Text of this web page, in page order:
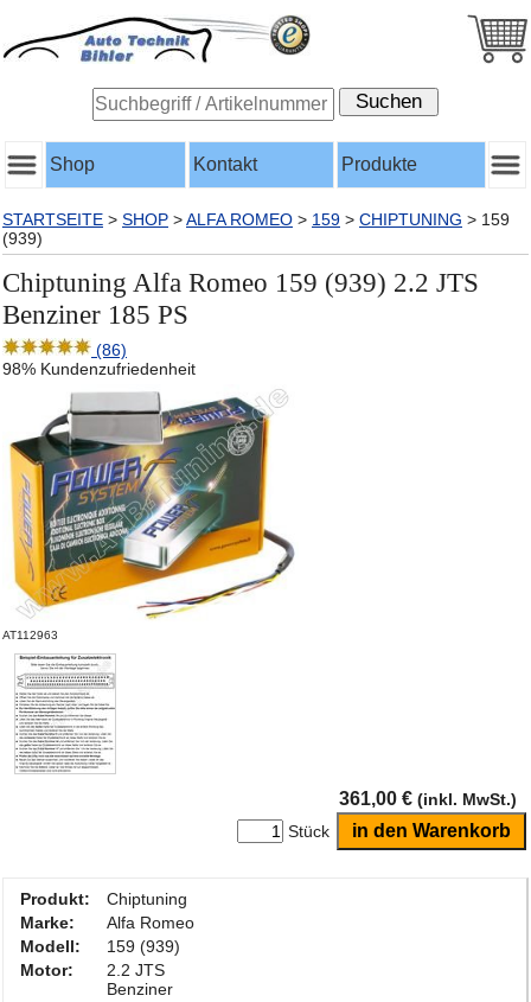
Shop Kontakt Produkte
STARTSEITE > SHOP >ALFA ROMEO > 159 > CHIPTUNING > 159
(939)
Chiptuning Alfa Romeo 159 (939) 2.2 JTS
Benziner 185 PS
(86)
98% Kundenzufriedenheit
AT112963
361,00 € (inkl. MwSt.)
Stück
Produkt:
Chiptuning
Marke:
Alfa Romeo
Modell:
159 (939)
Motor:
2.2 JTS
Benziner